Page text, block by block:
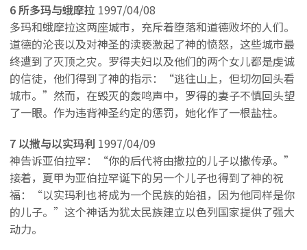
6 所多玛与蛾摩拉 1997/04/08
多玛和蛾摩拉这两座城市，充斥着堕落和道德败坏的人们。
道德的沦丧以及对神圣的渎亵激起了神的愤怒，这些城市最
终遭到了灭顶之灾。罗得夫妇以及他们的两个女儿都是虔诚
的信徒，他们得到了神的指示：“逃往山上，但切勿回头看
城市。”然而，在毁灭的轰鸣声中，罗得的妻子不慎回头望
了一眼。作为违背神圣约定的惩罚，她化作了一根盐柱。
7 以撒与以实玛利 1997/04/09
神告诉亚伯拉罕：“你的后代将由撒拉的儿子以撒传承。”
接着，夏甲为亚伯拉罕诞下的另一个儿子也得到了神的祝
福：“以实玛利也将成为一个民族的始祖，因为他同样是你
的儿子。”这个神话为犹太民族建立以色列国家提供了强大
动力。